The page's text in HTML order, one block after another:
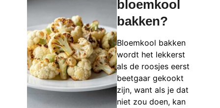
bloemkool
bakken?
Bloemkool bakken
wordt het lekkerst
als de roosjes eerst
beetgaar gekookt
zijn, want als je dat
niet zou doen, kan